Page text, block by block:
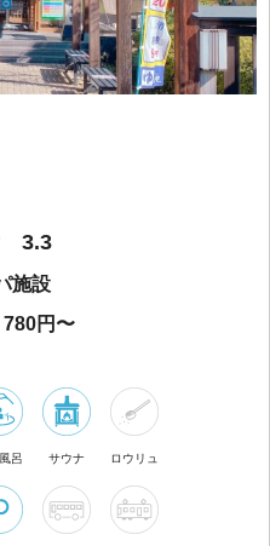
3.3
施設
780円〜
呂 サウナ ロウリュ